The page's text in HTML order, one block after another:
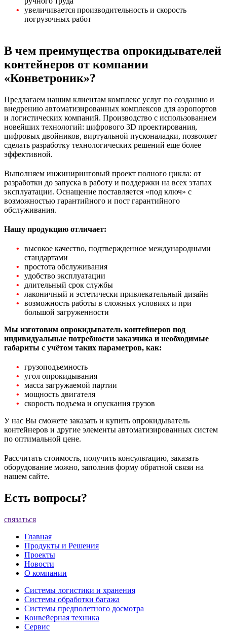
увеличивается производительность и скорость
погрузочных работ
В чем преимущества опрокидывателей
контейнеров от компании
«Конветроник»?
Предлагаем нашим клиентам комплекс услуг по созданию и
внедрению автоматизированных комплексов для аэропортов
и логистических компаний. Производство с использованием
новейших технологий: цифрового 3D проектирования,
цифровых двойников, виртуальной пусконаладки, позволяет
сделать разработку технологических решений еще более
эффективной.
Выполняем инжиниринговый проект полного цикла: от
разработки до запуска в работу и поддержки на всех этапах
эксплуатации. Оснащение поставляется «под ключ» с
возможностью гарантийного и пост гарантийного
обслуживания.
Нашу продукцию отличает:
высокое качество, подтвержденное международными
стандартами
простота обслуживания
удобство эксплуатации
длительный срок службы
лаконичный и эстетически привлекательный дизайн
возможность работы в сложных условиях и при
большой загруженности
Мы изготовим опрокидыватель контейнеров под
индивидуальные потребности заказчика и необходимые
габариты с учётом таких параметров, как:
грузоподъемность
угол опрокидывания
масса загружаемой партии
мощность двигателя
скорость подъема и опускания грузов
У нас Вы сможете заказать и купить опрокидыватель
контейнеров и другие элементы автоматизированных систем
по оптимальной цене.
Рассчитать стоимость, получить консультацию, заказать
оборудование можно, заполнив форму обратной связи на
нашем сайте.
Есть вопросы?
связаться
Главная
Продукты и Решения
Проекты
Новости
О компании
Системы логистики и хранения
Системы обработки багажа
Системы предполетного досмотра
Конвейерная техника
Сервис